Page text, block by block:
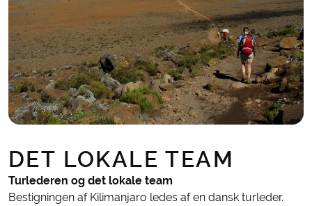
DET LOKALE TEAM
Turlederen og det lokale team
Bestigningen af Kilimanjaro ledes af en dansk turleder.